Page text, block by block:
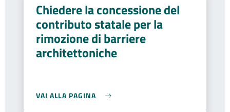
Chiedere la concessione del
contributo statale per la
rimozione di barriere
architettoniche
VAI ALLA PAGINA